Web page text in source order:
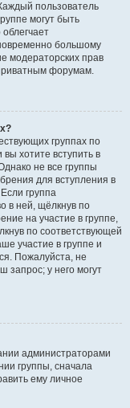
пользователь
могут быть
большому
модераторских прав
форумам.
группах по
хотите вступить в
не все группы
для вступления в
группа
в ней, щёлкнув по
на участие в группе,
по соответствующей
участие в группе и
Пожалуйста, не
запрос; у него могут
администраторами
группы, сначала
ему личное